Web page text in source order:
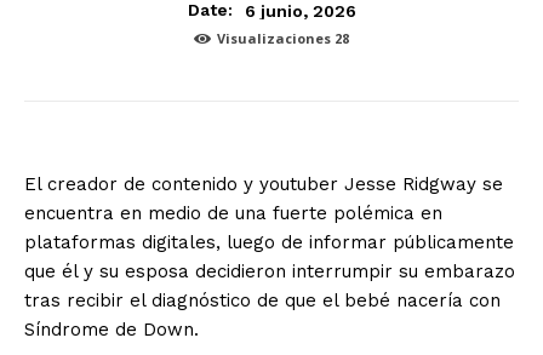
Date:
6 junio, 2026
Visualizaciones 28
El creador de contenido y youtuber Jesse Ridgway se
encuentra en medio de una fuerte polémica en
plataformas digitales, luego de informar públicamente
que él y su esposa decidieron interrumpir su embarazo
tras recibir el diagnóstico de que el bebé nacería con
Síndrome de Down.